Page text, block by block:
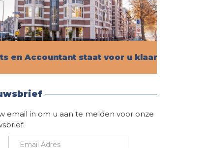
en Accountant staat voor u klaar!
email in om u aan te melden voor onze